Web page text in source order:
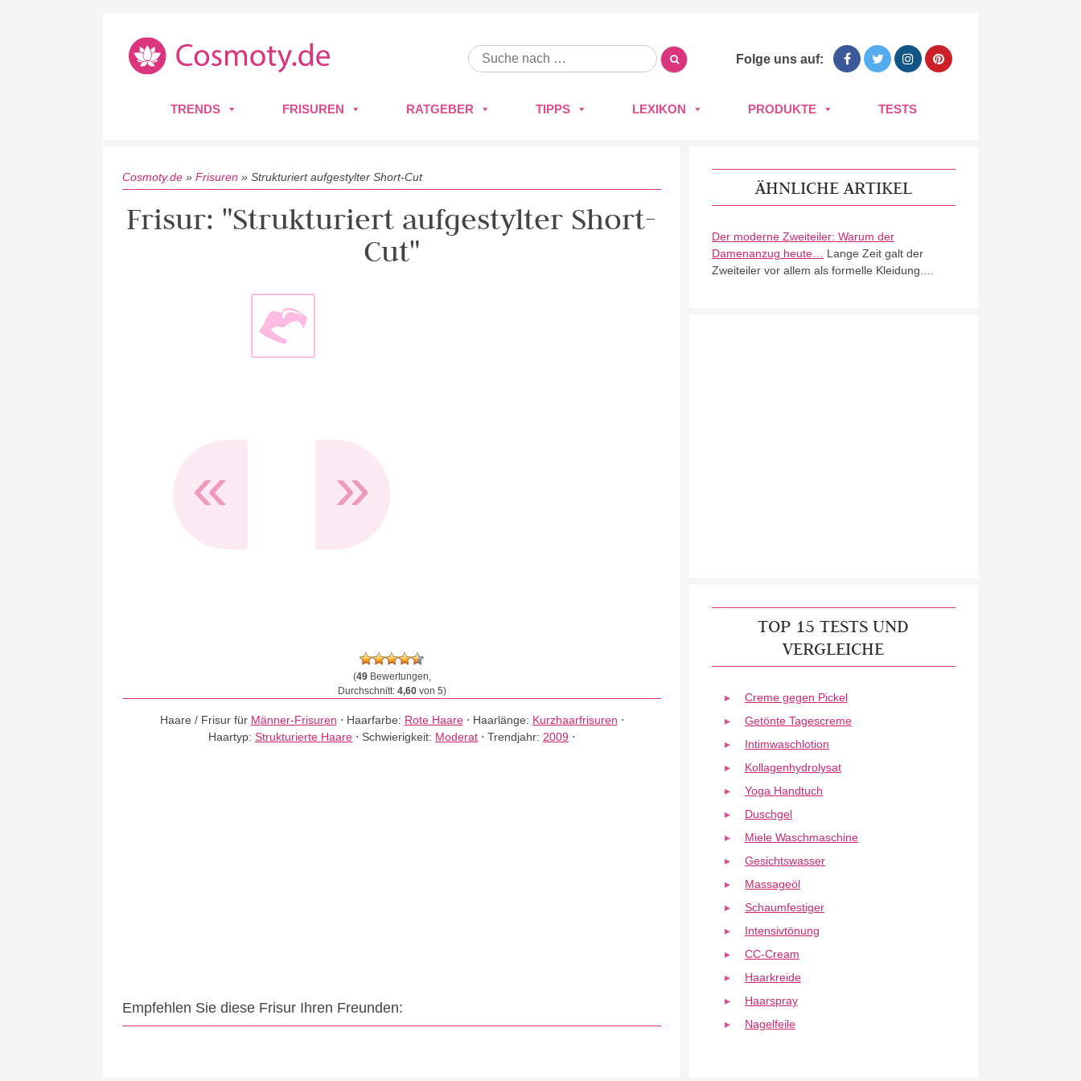
Folge uns auf:
TRENDS FRISUREN RATGEBER TIPPS LEXIKON PRODUKTE TESTS
Cosmoty.de » Frisuren » Strukturiert aufgestylter Short-Cut
Frisur: "Strukturiert aufgestylter Short-
Cut"
« »
(49Bewertungen,
Durchschnitt: 4,60von 5)
Haare / Frisur für Männer-Frisuren ⋅ Haarfarbe: Rote Haare⋅ Haarlänge: Kurzhaarfrisuren ⋅
Haartyp:Strukturierte Haare ⋅ Schwierigkeit: Moderat ⋅Trendjahr: 2009 ⋅
Empfehlen Sie diese Frisur Ihren Freunden:
ÄHNLICHE ARTIKEL
Der moderne Zweiteiler: Warum der
Damenanzug heute…
Lange Zeit galt der
Zweiteiler vor allem als formelle Kleidung.…
TOP 15 TESTS UND
VERGLEICHE
Creme gegen Pickel
Getönte Tagescreme
Intimwaschlotion
Kollagenhydrolysat
Yoga Handtuch
Duschgel
Miele Waschmaschine
Gesichtswasser
Massageöl
Schaumfestiger
Intensivtönung
CC-Cream
Haarkreide
Haarspray
Nagelfeile